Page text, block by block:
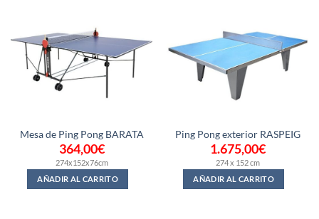
Mesa de Ping Pong BARATA
364,00€
274x152x76cm
AÑADIR AL CARRITO
Ping Pong exterior RASPEIG
1.675,00€
274 x 152 cm
AÑADIR AL CARRITO